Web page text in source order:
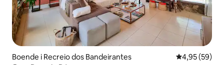
Boende i Recreio dos Bandeirantes 4,95 av 5 i
4,95 (59)